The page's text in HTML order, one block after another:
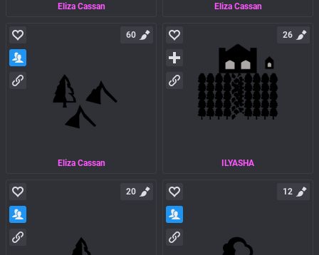
Eliza Cassan Eliza Cassan
Eliza Cassan
60
ILYASHA
26
20 12